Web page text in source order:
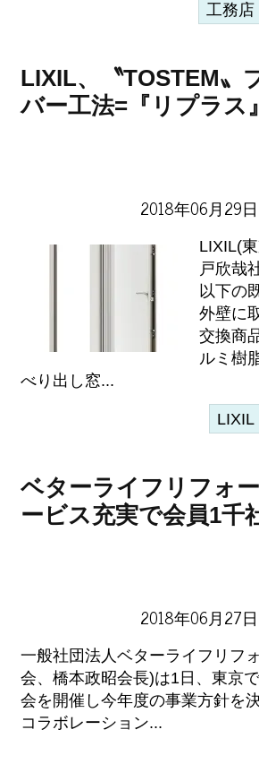
工務店
LIXIL、〝TOSTEM〟
バー工法=『リプラス
2018年06月29
LIXIL(
戸欣哉
以下の
外壁に
交換商
ルミ樹
べり出し窓...
LIXIL
ベターライフリフォ
ービス充実で会員1千
2018年06月27
一般社団法人ベターライフリフ
会、橋本政昭会長)は1日、東京
会を開催し今年度の事業方針を
コラボレーション...